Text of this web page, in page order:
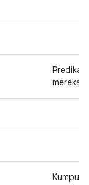
Predikat